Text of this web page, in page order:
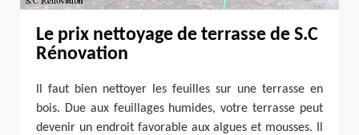
Le prix nettoyage de terrasse de S.C
Rénovation
Il faut bien nettoyer les feuilles sur une terrasse en
bois. Due aux feuillages humides, votre terrasse peut
devenir un endroit favorable aux algues et mousses. Il